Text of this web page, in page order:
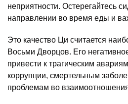
неприятности. Остерегайтесь
направлении во время еды и
Это качество Ци считается
Восьми Дворцов. Его
привести к трагическим
коррупции, смертельным
проблемам во